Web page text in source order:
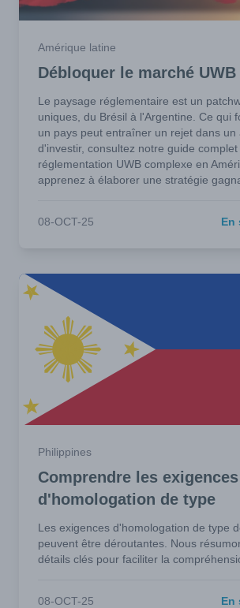
Amérique latine
Débloquer le marché UWB
Le paysage réglementaire est un
uniques, du Brésil à l'Argentine. Ce qui
un pays peut entraîner un rejet dans un
d'investir, consultez notre guide complet
réglementation UWB complexe en
apprenez à élaborer une stratégie
08-OCT-25 En
Philippines
Comprendre les exigences
d'homologation de type
Les exigences d'homologation de type
peuvent être déroutantes. Nous
détails clés pour faciliter la
08-OCT-25 En